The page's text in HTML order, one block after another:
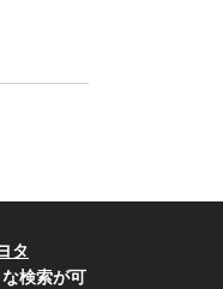
タ
検索が可